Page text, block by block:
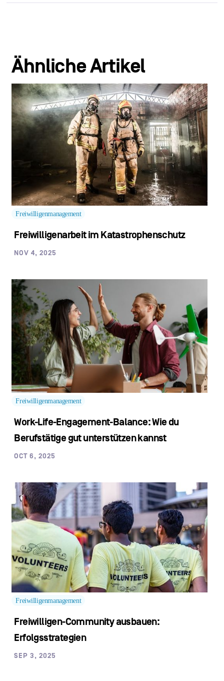
Ähnliche Artikel
Freiwilligenmanagement
Freiwilligenarbeit im Katastrophenschutz
NOV 4, 2025
Freiwilligenmanagement
Work-Life-Engagement-Balance: Wie du
Berufstätige gut unterstützen kannst
OCT 6, 2025
Freiwilligenmanagement
Freiwilligen-Community ausbauen:
Erfolgsstrategien
SEP 3, 2025